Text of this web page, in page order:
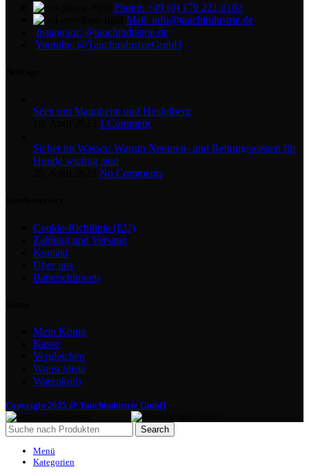
Phone: +49 (0) 179 221 6182
Mail: info@tauchindustrie.de
Instagram: @tauchindustrie.de
Youtube: @TauchindustrieGmbH
Seen um Mannheim und Heidelberg
1 Comment
Sicher im Wasser: Warum Neopren- und Rettungswesten für
Hunde wichtig sind
No Comments
Cookie-Richtlinie (EU)
Zahlung und Versand
Kontakt
Über uns
Batteriehinweis
Mein Konto
Kasse
Vergleichen
Wunschliste
Warenkorb
Copyright 2025 @ Tauchindustrie GmbH
Search
Menü
Kategorien